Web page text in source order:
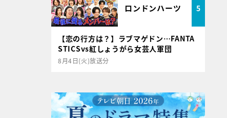
ロンドンハーツ 5
【恋の行方は？】ラブマゲドン…FANTA
STICSvs紅しょうがら女芸人軍団
8月4日(火)放送分